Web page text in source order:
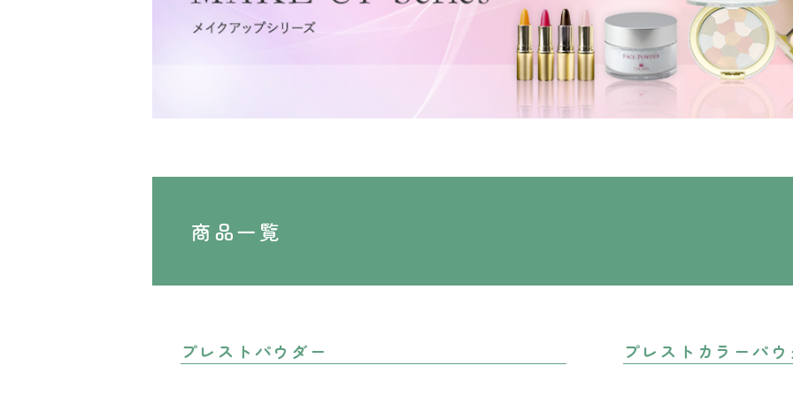
商品一覧
プレストパウダー プレストカラーパ